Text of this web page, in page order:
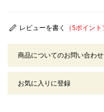
レビューを書く
商品についてのお問い合わせ
お気に入りに登録